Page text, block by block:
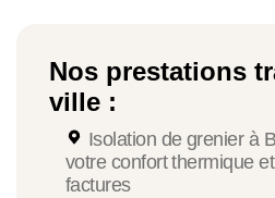
Nos prestations
ville :
Isolation de grenier à
votre confort thermique
factures